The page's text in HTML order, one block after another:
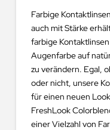
Farbige
auch mit Stärke
farbige
Augenfarbe auf
zu verändern. Egal,
oder nicht, unsere
für einen neuen
FreshLook
einer Vielzahl von